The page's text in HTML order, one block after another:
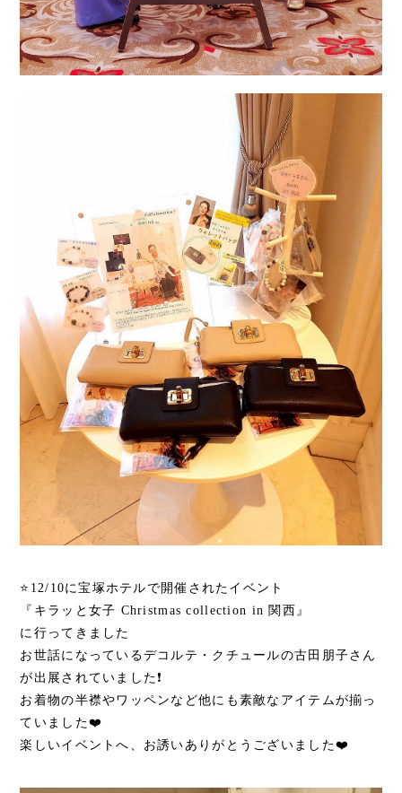
⭐️12/10に宝塚ホテルで開催されたイベント
『キラッと女子 Christmas collection in 関西』
に行ってきました
お世話になっているデコルテ・クチュールの古田朋子さん
が出展されていました❗
お着物の半襟やワッペンなど他にも素敵なアイテムが揃っ
ていました❤️
楽しいイベントへ、お誘いありがとうございました❤️